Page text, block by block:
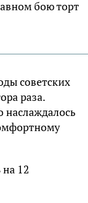
бою торт
советских
раза.
наслаждалось
12